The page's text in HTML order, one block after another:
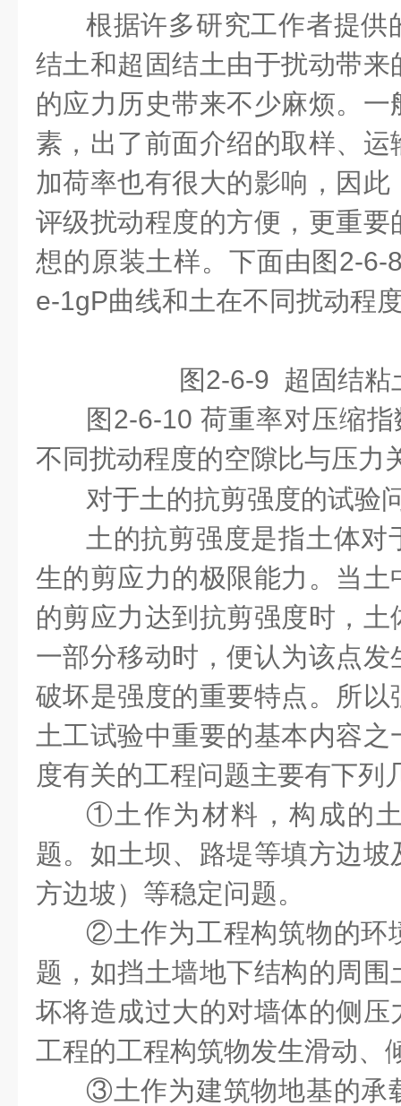
根据许多研究工作者提供
结土和超固结土由于扰动带
的应力历史带来不少麻烦。
素，出了前面介绍的取样、
加荷率也有很大的影响，因
评级扰动程度的方便，更重
想的原装土样。下面由图2-
e-1gP曲线和土在不同扰动程
图2-6-9 超固结粘土
图2-6-10 荷重率对压缩
不同扰动程度的空隙比与压力
对于土的抗剪强度的试验
土的抗剪强度是指土体对
生的剪应力的极限能力。当
的剪应力达到抗剪强度时，
一部分移动时，便认为该点
破坏是强度的重要特点。所
土工试验中重要的基本内容
度有关的工程问题主要有下列
①土作为材料，构成的
题。如土坝、路堤等填方边
方边坡）等稳定问题。
②土作为工程构筑物的环
题，如挡土墙地下结构的周
坏将造成过大的对墙体的侧
工程的工程构筑物发生滑动、
③土作为建筑物地基的承